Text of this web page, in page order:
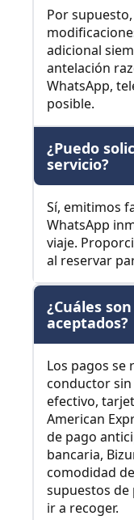
Por
adicional
antelación
WhatsApp,
posible.
¿Puedo
servicio?
Sí, emitimos
WhatsApp
viaje.
al reservar
¿Cuáles
aceptados?
Los pagos se
conductor sin
efectivo,
American
de pago
bancaria,
comodidad
supuestos de
ir a recoger.